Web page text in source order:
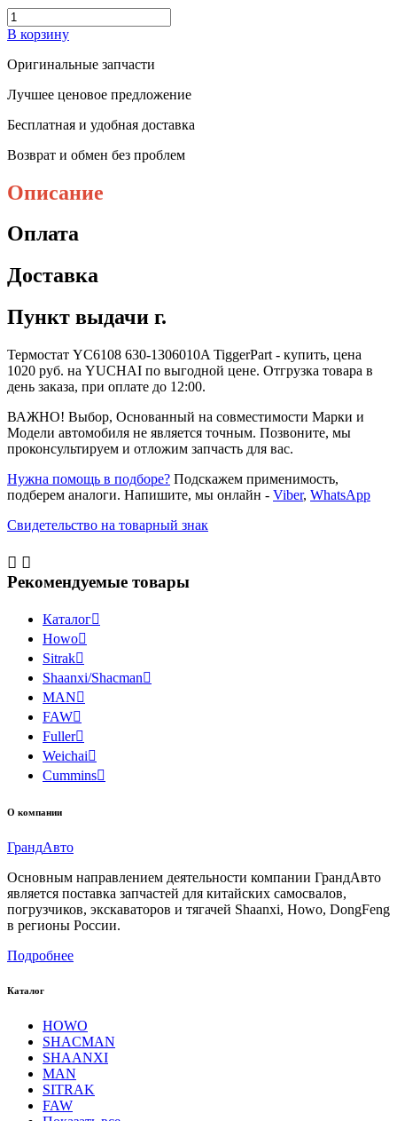
В корзину
Оригинальные запчасти
Лучшее ценовое предложение
Бесплатная и удобная доставка
Возврат и обмен без проблем
Описание
Оплата
Доставка
Пункт выдачи г.
Термостат YC6108 630-1306010A TiggerPart - купить, цена
1020 руб. на YUCHAI по выгодной цене. Отгрузка товара в
день заказа, при оплате до 12:00.
ВАЖНО! Выбор, Основанный на совместимости Марки и
Модели автомобиля не является точным. Позвоните, мы
проконсультируем и отложим запчасть для вас.
Нужна помощь в подборе? Подскажем применимость,
подберем аналоги. Напишите, мы онлайн - Viber, WhatsApp
Свидетельство на товарный знак
 
Рекомендуемые товары
Каталог
Howo
Sitrak
Shaanxi/Shacman
MAN
FAW
Fuller
Weichai
Cummins
О компании
ГрандАвто
Основным направлением деятельности компании ГрандАвто
является поставка запчастей для китайских самосвалов,
погрузчиков, экскаваторов и тягачей Shaanxi, Howo, DongFeng
в регионы России.
Подробнее
Каталог
HOWO
SHACMAN
SHAANXI
MAN
SITRAK
FAW